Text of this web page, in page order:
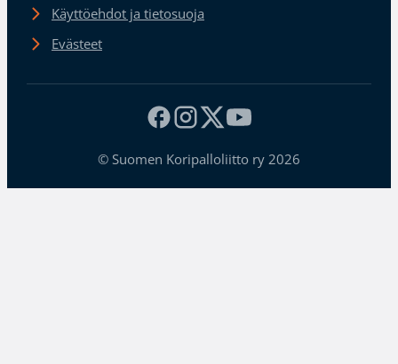
Käyttöehdot ja tietosuoja
Evästeet
© Suomen Koripalloliitto ry 2026